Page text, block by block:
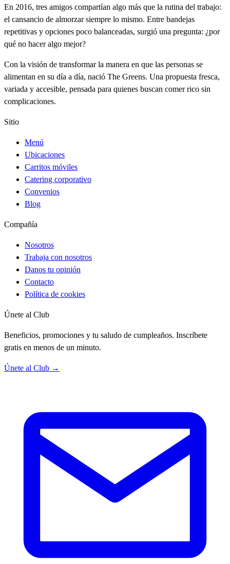
En 2016, tres amigos compartían algo más que la rutina del trabajo:
el cansancio de almorzar siempre lo mismo. Entre bandejas
repetitivas y opciones poco balanceadas, surgió una pregunta: ¿por
qué no hacer algo mejor?
Con la visión de transformar la manera en que las personas se
alimentan en su día a día, nació The Greens. Una propuesta fresca,
variada y accesible, pensada para quienes buscan comer rico sin
complicaciones.
Sitio
Menú
Ubicaciones
Carritos móviles
Catering corporativo
Convenios
Blog
Compañía
Nosotros
Trabaja con nosotros
Danos tu opinión
Contacto
Política de cookies
Únete al Club
Beneficios, promociones y tu saludo de cumpleaños. Inscríbete
gratis en menos de un minuto.
Únete al Club →